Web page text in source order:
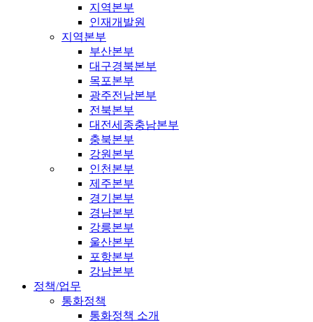
지역본부
인재개발원
지역본부
부산본부
대구경북본부
목포본부
광주전남본부
전북본부
대전세종충남본부
충북본부
강원본부
인천본부
제주본부
경기본부
경남본부
강릉본부
울산본부
포항본부
강남본부
정책/업무
통화정책
통화정책 소개